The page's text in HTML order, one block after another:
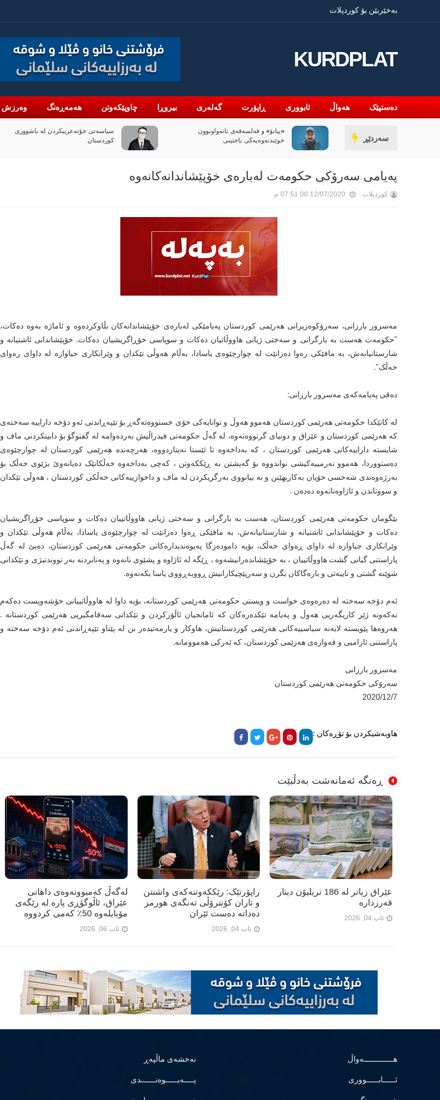
بەخێربێن بۆ کوردپلات
KURDPLAT
دەستپێک هەواڵ ئابووری ڕاپۆرت گەلەری بیروڕا چاوپێکەوتن هەمەڕەنگ وەرزش
سەردێڕ
«پیانۆ» و فەلسەفەی ناتەواوبوون
خوێندنەوەیەکی باختینی
سیاسەتی خۆتەعریبکردن لە باشووری
کوردستان
پەیامی سەرۆکی حکومەت لەبارەی خۆپێشاندانەکانەوە
کوردپلات 12/07/2020 07:51:00 م
مەسرور بارزانی، سەرۆکوەزیرانی هەرێمی کوردستان پەیامێکی لەبارەی خۆپێشاندانەکان بڵاوکردەوە و ئاماژە بەوە دەکات،
"حکومەت هەست بە بارگرانی و سەختی ژیانی هاووڵاتیان دەکات و سوپاسی خۆڕاگریشیان دەکات. خۆپێشاندانی ئاشتیانە و
شارستانیانەش، بە مافێکی رەوا دەزانێت لە چوارچێوەی یاسادا، بەڵام هەوڵی تێکدان و وێرانکاری جیاوازە لە داوای رەوای
خەڵک".
دەقی پەیامەکەی مەسرور بارزانی:
لە کاتێکدا حکومەتی هەرێمی کوردستان هەموو هەوڵ و توانایەکی خۆی خستووەتەگەڕ بۆ تێپەڕاندنی ئەو دۆخە داراییە سەختەی
کە هەرێمی کوردستان و عێراق و دونیای گرتووەتەوە، لە گەڵ حکومەتی فیدراڵیش بەردەوامە لە گفتوگۆ بۆ دابینکردنی ماف و
شایستە داراییەکانی هەرێمی کوردستان ، کە بەداخەوە تا ئێستا نەیناردووە، هەرچەندە هەرێمی کوردستان لە چوارچێوەی
دەستووردا، هەموو نەرمییەکیشی نواندووە بۆ گەیشتن بە ڕێککەوتن ، کەچی بەداخەوە خەڵکانێک دەیانەوێ بژێوی خەڵک بۆ
بەرژەوەندی شەخسی خۆیان بەکاربهێنن و بە بیانووی بەرگریکردن لە ماف و داخوازییەکانی خەڵکی کوردستان ، هەوڵی تێکدان
و سووتاندن و ئاژاوەنانەوە دەدەن .
بێگومان حکومەتی هەرێمی کوردستان، هەست بە بارگرانی و سەختی ژیانی هاووڵاتییان دەکات و سوپاسی خۆڕاگریشیان
دەکات و خۆپێشاندانی ئاشتیانە و شارستانیانەش، بە مافێکی ڕەوا دەزانێت لە چوارچێوەی یاسادا، بەڵام هەوڵی تێکدان و
وێرانکاری جیاوازە لە داوای ڕەوای خەڵک، بۆیە دامودەزگا پەیوەندیدارەکانی حکومەتی هەرێمی کوردستان، دەبێ لە گەڵ
پاراستنی گیانی گشت هاووڵاتییان ، بە خۆپێشاندەرانیشەوە ، ڕێگە لە ئاژاوە و پشێوی نانەوە و پەنابردنە بەر تووندتیژی و تێکدانی
شوێنە گشتی و تایبەتی و بارەگاکان بگرن و سەرپێچیکارانيش ڕووبەڕووی یاسا بکەنەوە.
ئەم دۆخە سەختە لە دەرەوەی خواست و ویستی حکومەتی هەرێمی کوردستانە، بۆیە داوا لە هاووڵاتییانی خۆشەویست دەکەم
نەکەونە ژێر کاریگەریی هەوڵ و پەیامە تێکدەرەکان کە ئامانجیان ئاڵۆزکردن و تێکدانی سەقامگیریی هەرێمی کوردستانە .
هەروەها پێویستە لایەنە سیاسییەکانی هەرێمی کوردستانیش، هاوکار و یارمەتیدەر بن لە پێناو تێپەڕاندنی ئەم دۆخە سەختە و
پاراستنی ئارامیی و قەوارەی هەرێمی کوردسنان، کە ئەرکی هەموومانە.
مەسرور بارزانی
سەرۆکی حکومەتی هەرێمی کوردستان
2020/12/7
هاوبەشیکردن بۆ تۆڕەکان :
ڕەنگە ئەمانەشت بەدڵبێت
لەگەڵ کەمبوونەوەی داهاتی
عێراق، ئاڵوگۆڕی پارە لە رێگەی
مۆبایلەوە 50٪ کەمی کردووە
ئاب 06, 2026
راپۆرتێک: رێککەوتنەکەی واشنتن
و تاران کۆنترۆڵی تەنگەی هورمز
دەداتە دەست ئێران
ئاب 04, 2026
عێراق زیاتر لە 186 تریلیۆن دینار
قەرزدارە
ئاب 04, 2026
هــــــــــــەواڵ
ئـــــابـــــووری
نەخشەی ماڵپەڕ
پــــەیـــــوەنــــــدی